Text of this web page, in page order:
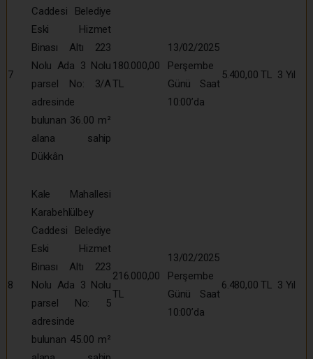
7
Caddesi Belediye
Eski Hizmet
Binası Altı 223
Nolu Ada 3 Nolu
parsel No: 3/A
adresinde
bulunan 36.00 m²
alana sahip
Dükkân
180.000,00
TL
13/02/2025
Perşembe
Günü Saat
10:00’da
5.400,00 TL 3 Yıl
8
Kale Mahallesi
Karabehlülbey
Caddesi Belediye
Eski Hizmet
Binası Altı 223
Nolu Ada 3 Nolu
parsel No: 5
adresinde
bulunan 45.00 m²
216.000,00
TL
13/02/2025
Perşembe
Günü Saat
10:00’da
6.480,00 TL 3 Yıl